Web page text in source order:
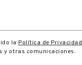
la Política de Privacidad
y otras comunicaciones.